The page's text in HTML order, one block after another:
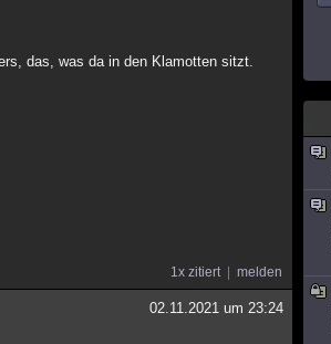
das, was da in den Klamotten sitzt.
1x zitiert melden
02.11.2021 um 23:24